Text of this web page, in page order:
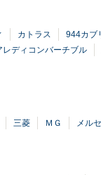
カトラス 944カブ
レディコンバーチブル
三菱 ＭＧ メル